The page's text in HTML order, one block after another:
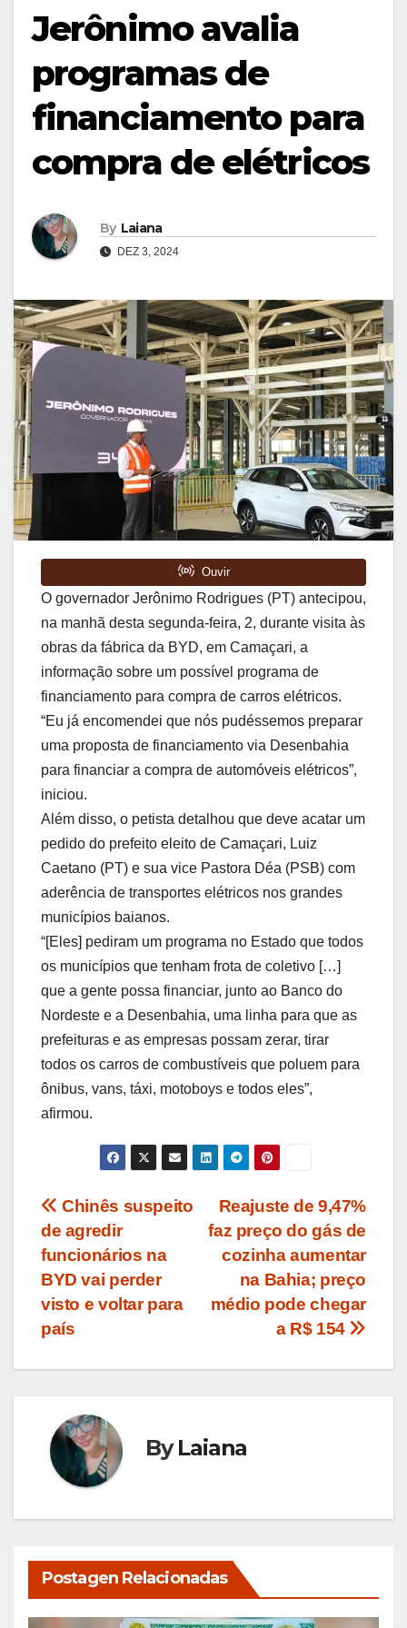
Jerônimo avalia
programas de
financiamento para
compra de elétricos
By Laiana
DEZ 3, 2024
O governador Jerônimo Rodrigues (PT) antecipou,
na manhã desta segunda-feira, 2, durante visita às
obras da fábrica da BYD, em Camaçari, a
informação sobre um possível programa de
financiamento para compra de carros elétricos.
“Eu já encomendei que nós pudéssemos preparar
uma proposta de financiamento via Desenbahia
para financiar a compra de automóveis elétricos”,
iniciou.
Além disso, o petista detalhou que deve acatar um
pedido do prefeito eleito de Camaçari, Luiz
Caetano (PT) e sua vice Pastora Déa (PSB) com
aderência de transportes elétricos nos grandes
municípios baianos.
“[Eles] pediram um programa no Estado que todos
os municípios que tenham frota de coletivo […]
que a gente possa financiar, junto ao Banco do
Nordeste e a Desenbahia, uma linha para que as
prefeituras e as empresas possam zerar, tirar
todos os carros de combustíveis que poluem para
ônibus, vans, táxi, motoboys e todos eles”,
afirmou.
Navegação
de
Post
Reajuste de 9,47%
faz preço do gás de
cozinha aumentar
na Bahia; preço
médio pode chegar
a R$ 154
Chinês suspeito
de agredir
funcionários na
BYD vai perder
visto e voltar para
país
ByLaiana
Postagen Relacionadas